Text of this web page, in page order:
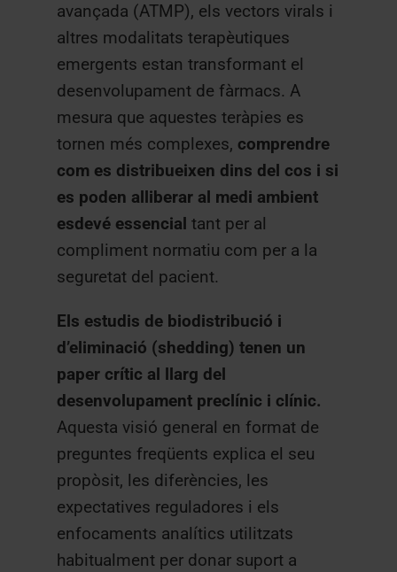
avançada (ATMP), els vectors virals i
altres modalitats terapèutiques
emergents estan transformant el
desenvolupament de fàrmacs. A
mesura que aquestes teràpies es
tornen més complexes, comprendre
com es distribueixen dins del cos i si
es poden alliberar al medi ambient
esdevé essencial tant per al
compliment normatiu com per a la
seguretat del pacient.
Els estudis de biodistribució i
d’eliminació (shedding) tenen un
paper crític al llarg del
desenvolupament preclínic i clínic.
Aquesta visió general en format de
preguntes freqüents explica el seu
propòsit, les diferències, les
expectatives reguladores i els
enfocaments analítics utilitzats
habitualment per donar suport a